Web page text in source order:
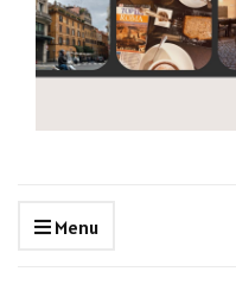
Menu